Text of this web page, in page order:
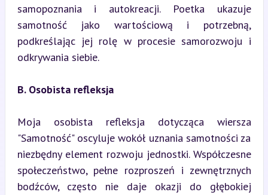
samopoznania i autokreacji. Poetka ukazuje
samotność jako wartościową i potrzebną,
podkreślając jej rolę w procesie samorozwoju i
odkrywania siebie.
B. Osobista refleksja
Moja osobista refleksja dotycząca wiersza
"Samotność" oscyluje wokół uznania samotności za
niezbędny element rozwoju jednostki. Współczesne
społeczeństwo, pełne rozproszeń i zewnętrznych
bodźców, często nie daje okazji do głębokiej